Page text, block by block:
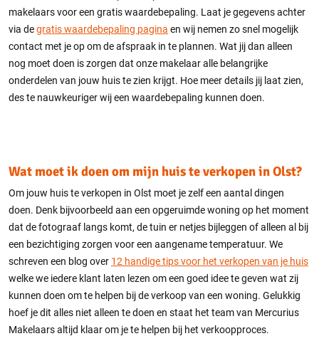
makelaars voor een gratis waardebepaling. Laat je gegevens achter
via degratis waardebepaling pagina en wij nemen zo snel mogelijk
contact met je op om de afspraak in te plannen. Wat jij dan alleen
nog moet doen is zorgen dat onze makelaar alle belangrijke
onderdelen van jouw huis te zien krijgt. Hoe meer details jij laat zien,
des te nauwkeuriger wij een waardebepaling kunnen doen.
Wat moet ik doen om mijn huis te verkopen in Olst?
Om jouw huis te verkopen in Olst moet je zelf een aantal dingen
doen. Denk bijvoorbeeld aan een opgeruimde woning op het moment
dat de fotograaf langs komt, de tuin er netjes bijleggen of alleen al bij
een bezichtiging zorgen voor een aangename temperatuur. We
schreven een blog over 12 handige tips voor het verkopen van je huis
welke we iedere klant laten lezen om een goed idee te geven wat zij
kunnen doen om te helpen bij de verkoop van een woning. Gelukkig
hoef je dit alles niet alleen te doen en staat het team van Mercurius
Makelaars altijd klaar om je te helpen bij het verkoopproces.